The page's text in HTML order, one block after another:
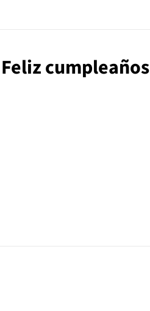
cumpleaños